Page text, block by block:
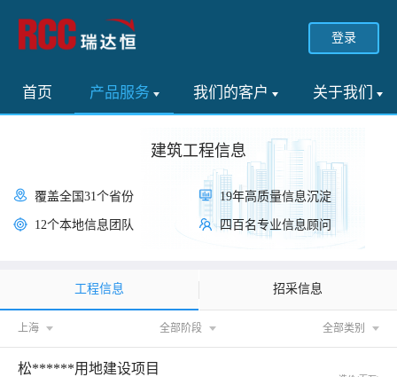
登录
首页 产品服务 我们的客户 关于我们
建筑工程信息
覆盖全国31个省份
12个本地信息团队
19年高质量信息沉淀
四百名专业信息顾问
工程信息 招采信息
上海 全部阶段 全部类别
松******用地建设项目